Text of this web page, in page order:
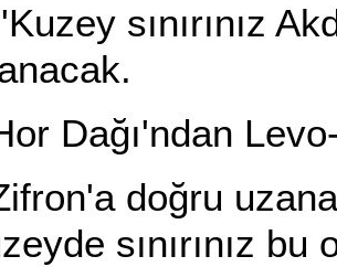
sınırınız
Dağı'ndan
doğru
sınırınız bu